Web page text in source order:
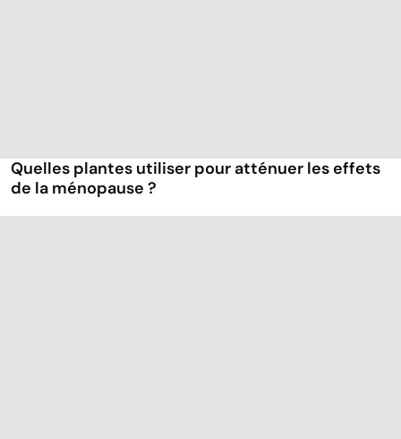
Quelles plantes utiliser pour atténuer les effets
de la ménopause ?